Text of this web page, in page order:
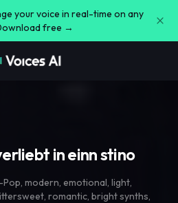
your voice in real-time on any
free →
in einn stino
Pop, modern, emotional, light,
, romantic, bright synths,